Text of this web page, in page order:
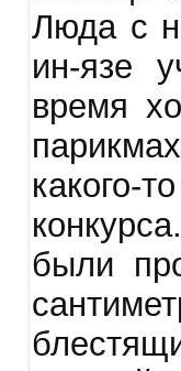
Люда с
ин-язе
время
были